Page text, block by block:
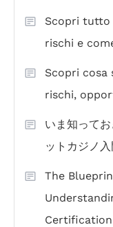
Scopri tutto
rischi e
Scopri cosa
rischi,
いま知って
ットカジノ入
The
Certification